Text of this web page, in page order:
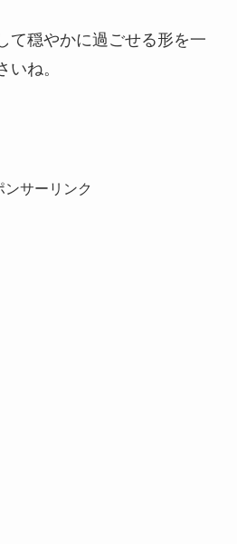
て穏やかに過ごせる形を一
ね。
ンサーリンク